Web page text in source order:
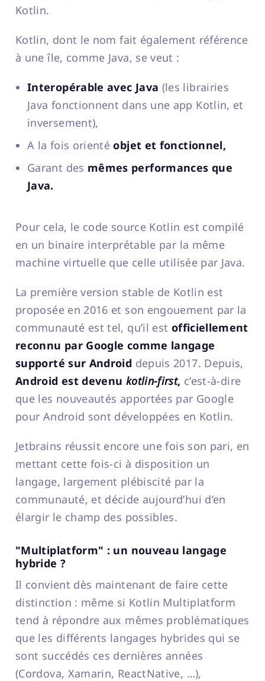
Kotlin.
Kotlin, dont le nom fait également référence
à une île, comme Java, se veut :
Interopérable avec Java (les librairies
Java fonctionnent dans une app Kotlin, et
inversement),
A la fois orientéobjet et fonctionnel,
Garant des mêmes performances que
Java.
Pour cela, le code source Kotlin est compilé
en un binaire interprétable par la même
machine virtuelle que celle utilisée par Java.
La première version stable de Kotlin est
proposée en 2016 et son engouement par la
communauté est tel, qu’il est officiellement
reconnu par Google comme langage
supporté sur Android depuis 2017. Depuis,
Android est devenu kotlin-first, c’est-à-dire
que les nouveautés apportées par Google
pour Android sont développées en Kotlin.
Jetbrains réussit encore une fois son pari, en
mettant cette fois-ci à disposition un
langage, largement plébiscité par la
communauté, et décide aujourd’hui d’en
élargir le champ des possibles.
"Multiplatform" : un nouveau langage
hybride ?
Il convient dès maintenant de faire cette
distinction : même si Kotlin Multiplatform
tend à répondre aux mêmes problématiques
que les différents langages hybrides qui se
sont succédés ces dernières années
(Cordova, Xamarin, ReactNative, …),